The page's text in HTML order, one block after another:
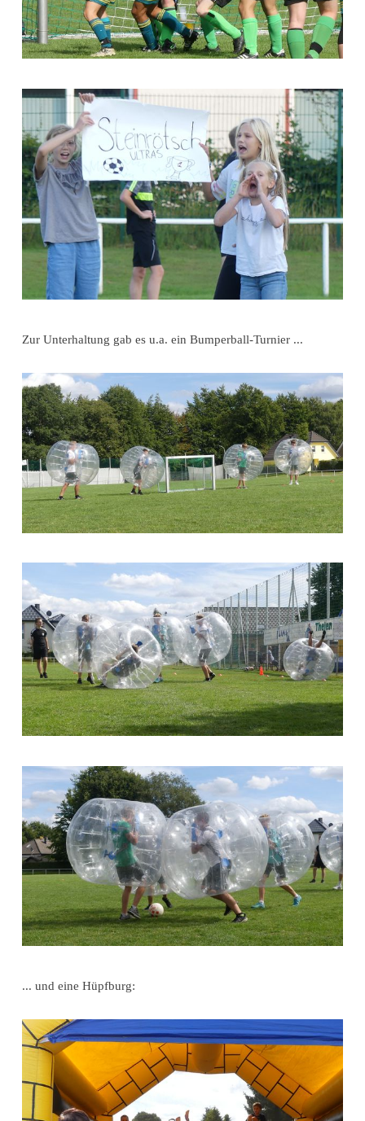
Zur Unterhaltung gab es u.a. ein Bumperball-Turnier ...
... und eine Hüpfburg: